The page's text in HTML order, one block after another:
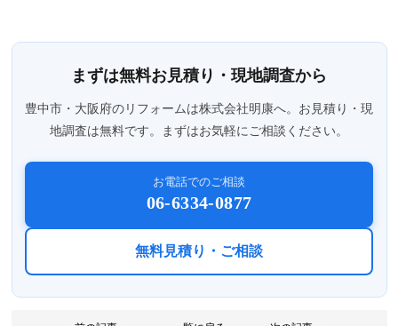
まずは無料お見積り・現地調査から
豊中市・大阪府のリフォームは株式会社明康へ。お見積り・現
地調査は無料です。まずはお気軽にご相談ください。
お電話でのご相談
06-6334-0877
無料見積り・ご相談